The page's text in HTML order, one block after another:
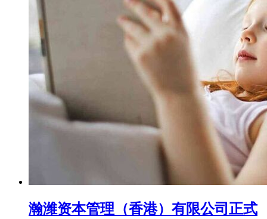
瀚潍资本管理（香港）有限公司正式